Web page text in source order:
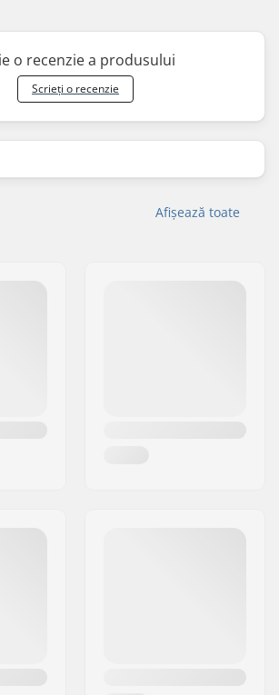
o recenzie a produsului
Scrieți o recenzie
Afișează toate